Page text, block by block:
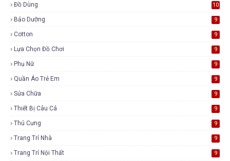
Đồ Dùng 10
Bảo Dưỡng 9
Cotton 9
Lựa Chọn Đồ Chơi 9
Phụ Nữ 9
Quần Áo Trẻ Em 9
Sửa Chữa 9
Thiết Bị Câu Cá 9
Thú Cưng 9
Trang Trí Nhà 9
Trang Trí Nội Thất 9